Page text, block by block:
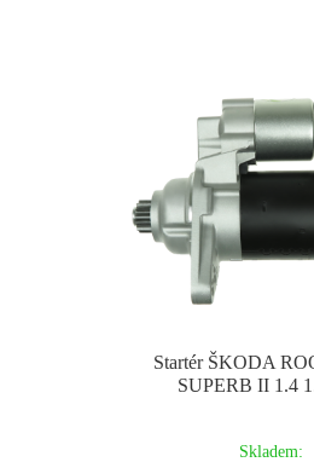
Startér ŠKODA
SUPERB II 1.4
Skladem: